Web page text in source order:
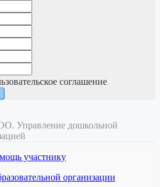
соглашение
Управление дошкольной
участнику
организации